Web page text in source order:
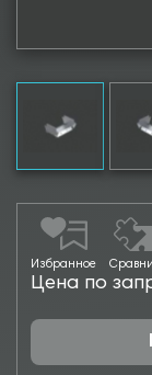
Избранное
Цена по